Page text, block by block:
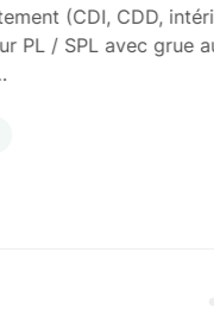
CDD, intérim),
avec grue auxiliaire